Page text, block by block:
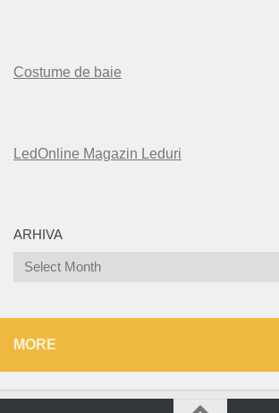
Costume de baie
LedOnline Magazin Leduri
ARHIVA
Arhiva
MORE